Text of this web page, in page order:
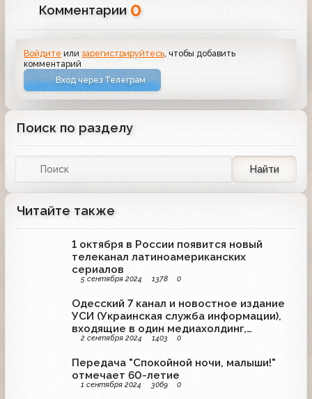
Комментарии 0
Войдите илизарегистрируйтесь , чтобы добавить
комментарий
Вход через Телеграм
Поиск по разделу
Найти
Читайте также
1 октября в России появится новый
телеканал латиноамериканских
сериалов
5 сентября 2024 1378 0
Одесский 7 канал и новостное издание
УСИ (Украинская служба информации),
входящие в один медиахолдинг,
прекращают работу
2 сентября 2024 1403 0
Передача "Спокойной ночи, малыши!"
отмечает 60-летие
1 сентября 2024 3069 0